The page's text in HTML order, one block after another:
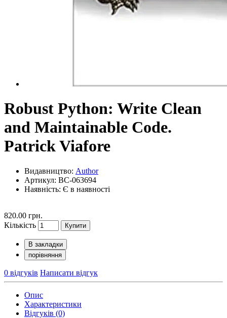
Robust Python: Write Clean
and Maintainable Code.
Patrick Viafore
Видавництво: Author
Артикул: BC-063694
Наявність: Є в наявності
820.00 грн.
Кількість
Купити
В закладки
порівняння
0 відгуків Написати відгук
Опис
Характеристики
Відгуків (0)